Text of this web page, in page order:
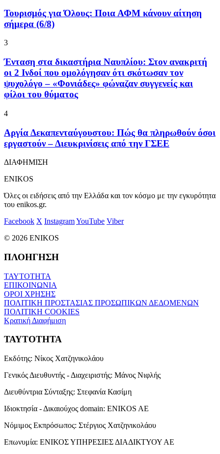
Τουρισμός για Όλους: Ποια ΑΦΜ κάνουν αίτηση
σήμερα (6/8)
3
Ένταση στα δικαστήρια Ναυπλίου: Στον ανακριτή
οι 2 Ινδοί που ομολόγησαν ότι σκότωσαν τον
ψυχολόγο – «Φονιάδες» φώναζαν συγγενείς και
φίλοι του θύματος
4
Αργία Δεκαπενταύγουστου: Πώς θα πληρωθούν όσοι
εργαστούν – Διευκρινίσεις από την ΓΣΕΕ
ΔΙΑΦΗΜΙΣΗ
ENIKOS
Όλες οι ειδήσεις από την Ελλάδα και τον κόσμο με την εγκυρότητα
του enikos.gr.
Facebook X InstagramYouTube Viber
© 2026 ENIKOS
ΠΛΟΗΓΗΣΗ
ΤΑΥΤΟΤΗΤΑ
ΕΠΙΚΟΙΝΩΝΙΑ
ΟΡΟΙ ΧΡΗΣΗΣ
ΠΟΛΙΤΙΚΗ ΠΡΟΣΤΑΣΙΑΣ ΠΡΟΣΩΠΙΚΩΝ ΔΕΔΟΜΕΝΩΝ
ΠΟΛΙΤΙΚΗ COOKIES
Κρατική Διαφήμιση
ΤΑΥΤΟΤΗΤΑ
Εκδότης: Νίκος Χατζηνικολάου
Γενικός Διευθυντής - Διαχειριστής: Μάνος Νιφλής
Διευθύντρια Σύνταξης: Στεφανία Κασίμη
Ιδιοκτησία - Δικαιούχος domain: ENIKOS AE
Νόμιμος Εκπρόσωπος: Στέργιος Χατζηνικολάου
Επωνυμία: ΕΝΙΚΟΣ ΥΠΗΡΕΣΙΕΣ ΔΙΑΔΙΚΤΥΟΥ ΑΕ